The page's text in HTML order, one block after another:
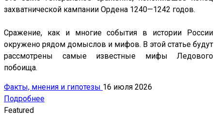
захватнической кампании Ордена 1240—1242 годов.
Сражение, как и многие события в истории России
окружено рядом домыслов и мифов. В этой статье будут
рассмотрены самые известные мифы Ледового
побоища.
Факты, мнения и гипотезы 16 июля 2026
Подробнее
Featured